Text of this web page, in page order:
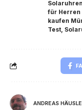
für Herren
kaufen
Test
ANDREAS